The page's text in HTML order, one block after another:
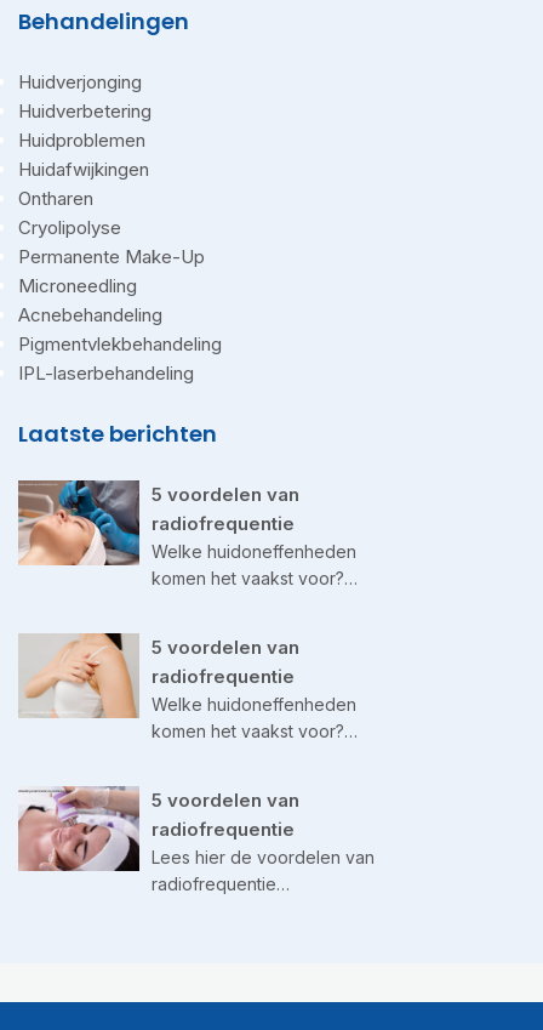
Behandelingen
Huidverjonging
Huidverbetering
Huidproblemen
Huidafwijkingen
Ontharen
Cryolipolyse
Permanente Make-Up
Microneedling
Acnebehandeling
Pigmentvlekbehandeling
IPL-laserbehandeling
Laatste berichten
5 voordelen van
radiofrequentie
Welke huidoneffenheden
komen het vaakst voor?…
5 voordelen van
radiofrequentie
Welke huidoneffenheden
komen het vaakst voor?…
5 voordelen van
radiofrequentie
Lees hier de voordelen van
radiofrequentie…